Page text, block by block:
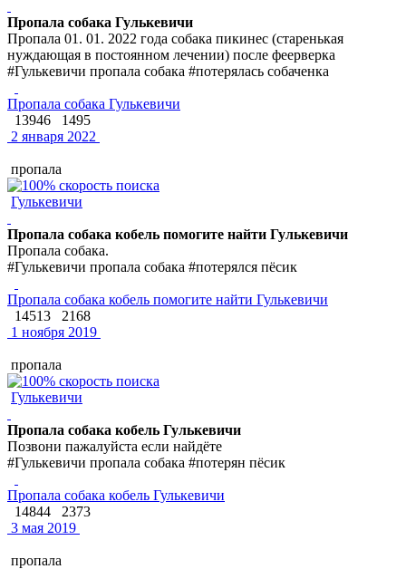
Пропала собака Гулькевичи
Пропала 01. 01. 2022 года собака пикинес (старенькая
нуждающая в постоянном лечении) после феерверка
#Гулькевичи пропала собака #потерялась собаченка
Пропала собака Гулькевичи
13946
1495
2 января 2022
пропала
Гулькевичи
Пропала собака кобель помогите найти Гулькевичи
Пропала собака.
#Гулькевичи пропала собака #потерялся пёсик
Пропала собака кобель помогите найти Гулькевичи
14513
2168
1 ноября 2019
пропала
Гулькевичи
Пропала собака кобель Гулькевичи
Позвони пажалуйста если найдёте
#Гулькевичи пропала собака #потерян пёсик
Пропала собака кобель Гулькевичи
14844
2373
3 мая 2019
пропала